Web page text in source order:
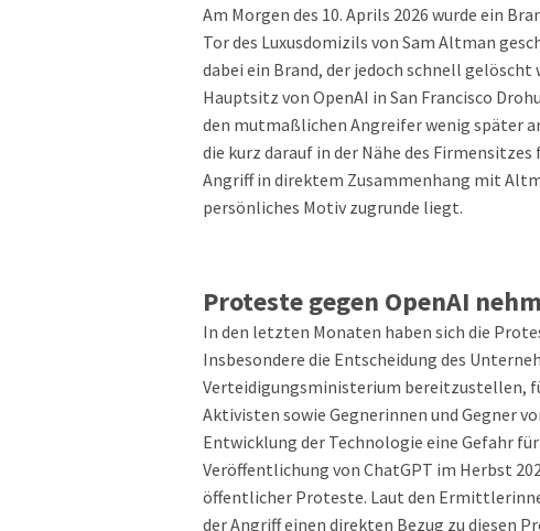
Am Morgen des 10. Aprils 2026 wurde ein
Tor des Luxusdomizils von Sam Altman
dabei ein Brand, der jedoch schnell
Hauptsitz von OpenAI in San Francisco
den mutmaßlichen Angreifer wenig später
die kurz darauf in der Nähe des
Angriff in direktem Zusammenhang mit
persönliches Motiv zugrunde liegt.
Proteste gegen OpenAI
In den letzten Monaten haben sich die
Insbesondere die Entscheidung des
Verteidigungsministerium bereitzustellen,
Aktivisten sowie Gegnerinnen und Gegner
Entwicklung der Technologie eine Gefahr
Veröffentlichung von ChatGPT im Herbst
öffentlicher Proteste. Laut den
der Angriff einen direkten Bezug zu diesen